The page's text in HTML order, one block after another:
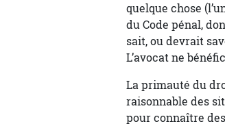
quelque chose
du Code pénal,
sait, ou devrait
L’avocat ne
La primauté du
raisonnable des
pour connaître